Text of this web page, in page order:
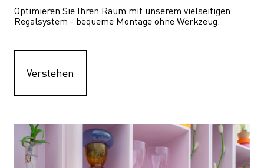
Optimieren Sie Ihren Raum mit unserem vielseitigen
Regalsystem - bequeme Montage ohne Werkzeug.
Verstehen